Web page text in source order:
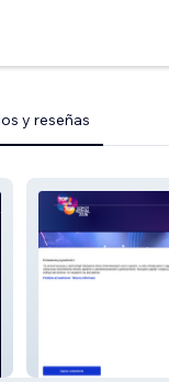
y reseñas
Topofthetop